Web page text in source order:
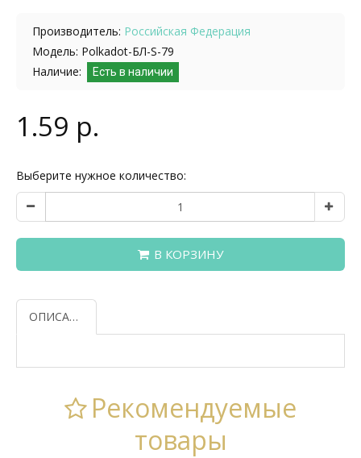
Производитель: Российская Федерация
Модель: Polkadot-БЛ-S-79
Наличие:
Есть в наличии
1.59 р.
Выберите нужное количество:
В КОРЗИНУ
ОПИСАНИЕ
Рекомендуемые
товары